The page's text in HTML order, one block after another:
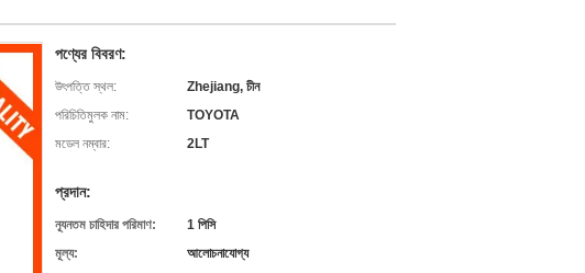
পণ্যের বিবরণ:
উৎপত্তি স্থল:
Zhejiang, চীন
পরিচিতিমুলক নাম:
TOYOTA
মডেল নম্বার:
2LT
প্রদান:
ন্যূনতম চাহিদার পরিমাণ:
1 পিসি
মূল্য:
আলোচনাযোগ্য